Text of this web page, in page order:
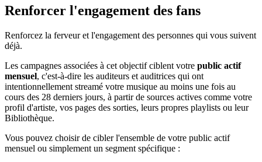
Renforcer l'engagement des fans
Renforcez la ferveur et l'engagement des personnes qui vous suivent
déjà.
Les campagnes associées à cet objectif ciblent votre public actif
mensuel, c'est-à-dire les auditeurs et auditrices qui ont
intentionnellement streamé votre musique au moins une fois au
cours des 28 derniers jours, à partir de sources actives comme votre
profil d'artiste, vos pages des sorties, leurs propres playlists ou leur
Bibliothèque.
Vous pouvez choisir de cibler l'ensemble de votre public actif
mensuel ou simplement un segment spécifique :